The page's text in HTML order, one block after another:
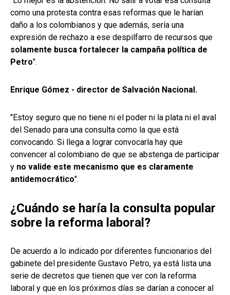
como una protesta contra esas reformas que le harían
daño a los colombianos y que además, sería una
expresión de rechazo a ese despilfarro de recursos que
solamente busca fortalecer la campaña política de
Petro".
Enrique Gómez - director de Salvación Nacional.
"Estoy seguro que no tiene ni el poder ni la plata ni el aval
del Senado para una consulta como la que está
convocando. Si llega a lograr convocarla hay que
convencer al colombiano de que se abstenga de participar
y no valide este mecanismo que es claramente
antidemocrático".
¿Cuándo se haría la consulta popular
sobre la reforma laboral?
De acuerdo a lo indicado por diferentes funcionarios del
gabinete del presidente Gustavo Petro, ya está lista una
serie de decretos que tienen que ver con la reforma
laboral y que en los próximos días se darían a conocer al